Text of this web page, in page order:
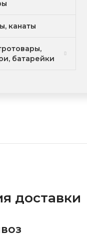
канаты
батарейки
доставки